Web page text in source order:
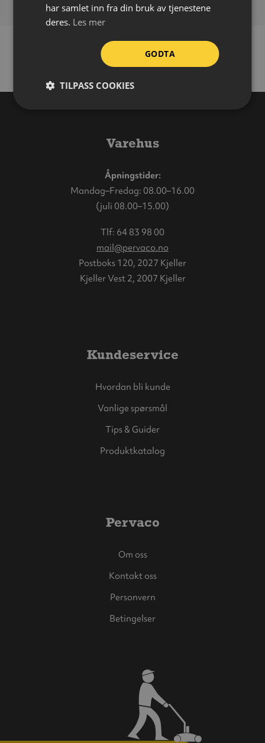
Varehus
Åpningstider:
Mandag–Fredag: 08.00–16.00
(juli 08.00–15.00)
Tlf: 64 83 98 00
mail@pervaco.no
Postboks 120, 2027 Kjeller
Kjeller Vest 2, 2007 Kjeller
Kundeservice
Hvordan bli kunde
Vanlige spørsmål
Tips & Guider
Produktkatalog
Pervaco
Om oss
Kontakt oss
Personvern
Betingelser
har samlet inn fra din bruk av tjenestene
deres. Les mer
GODTA
TILPASS COOKIES